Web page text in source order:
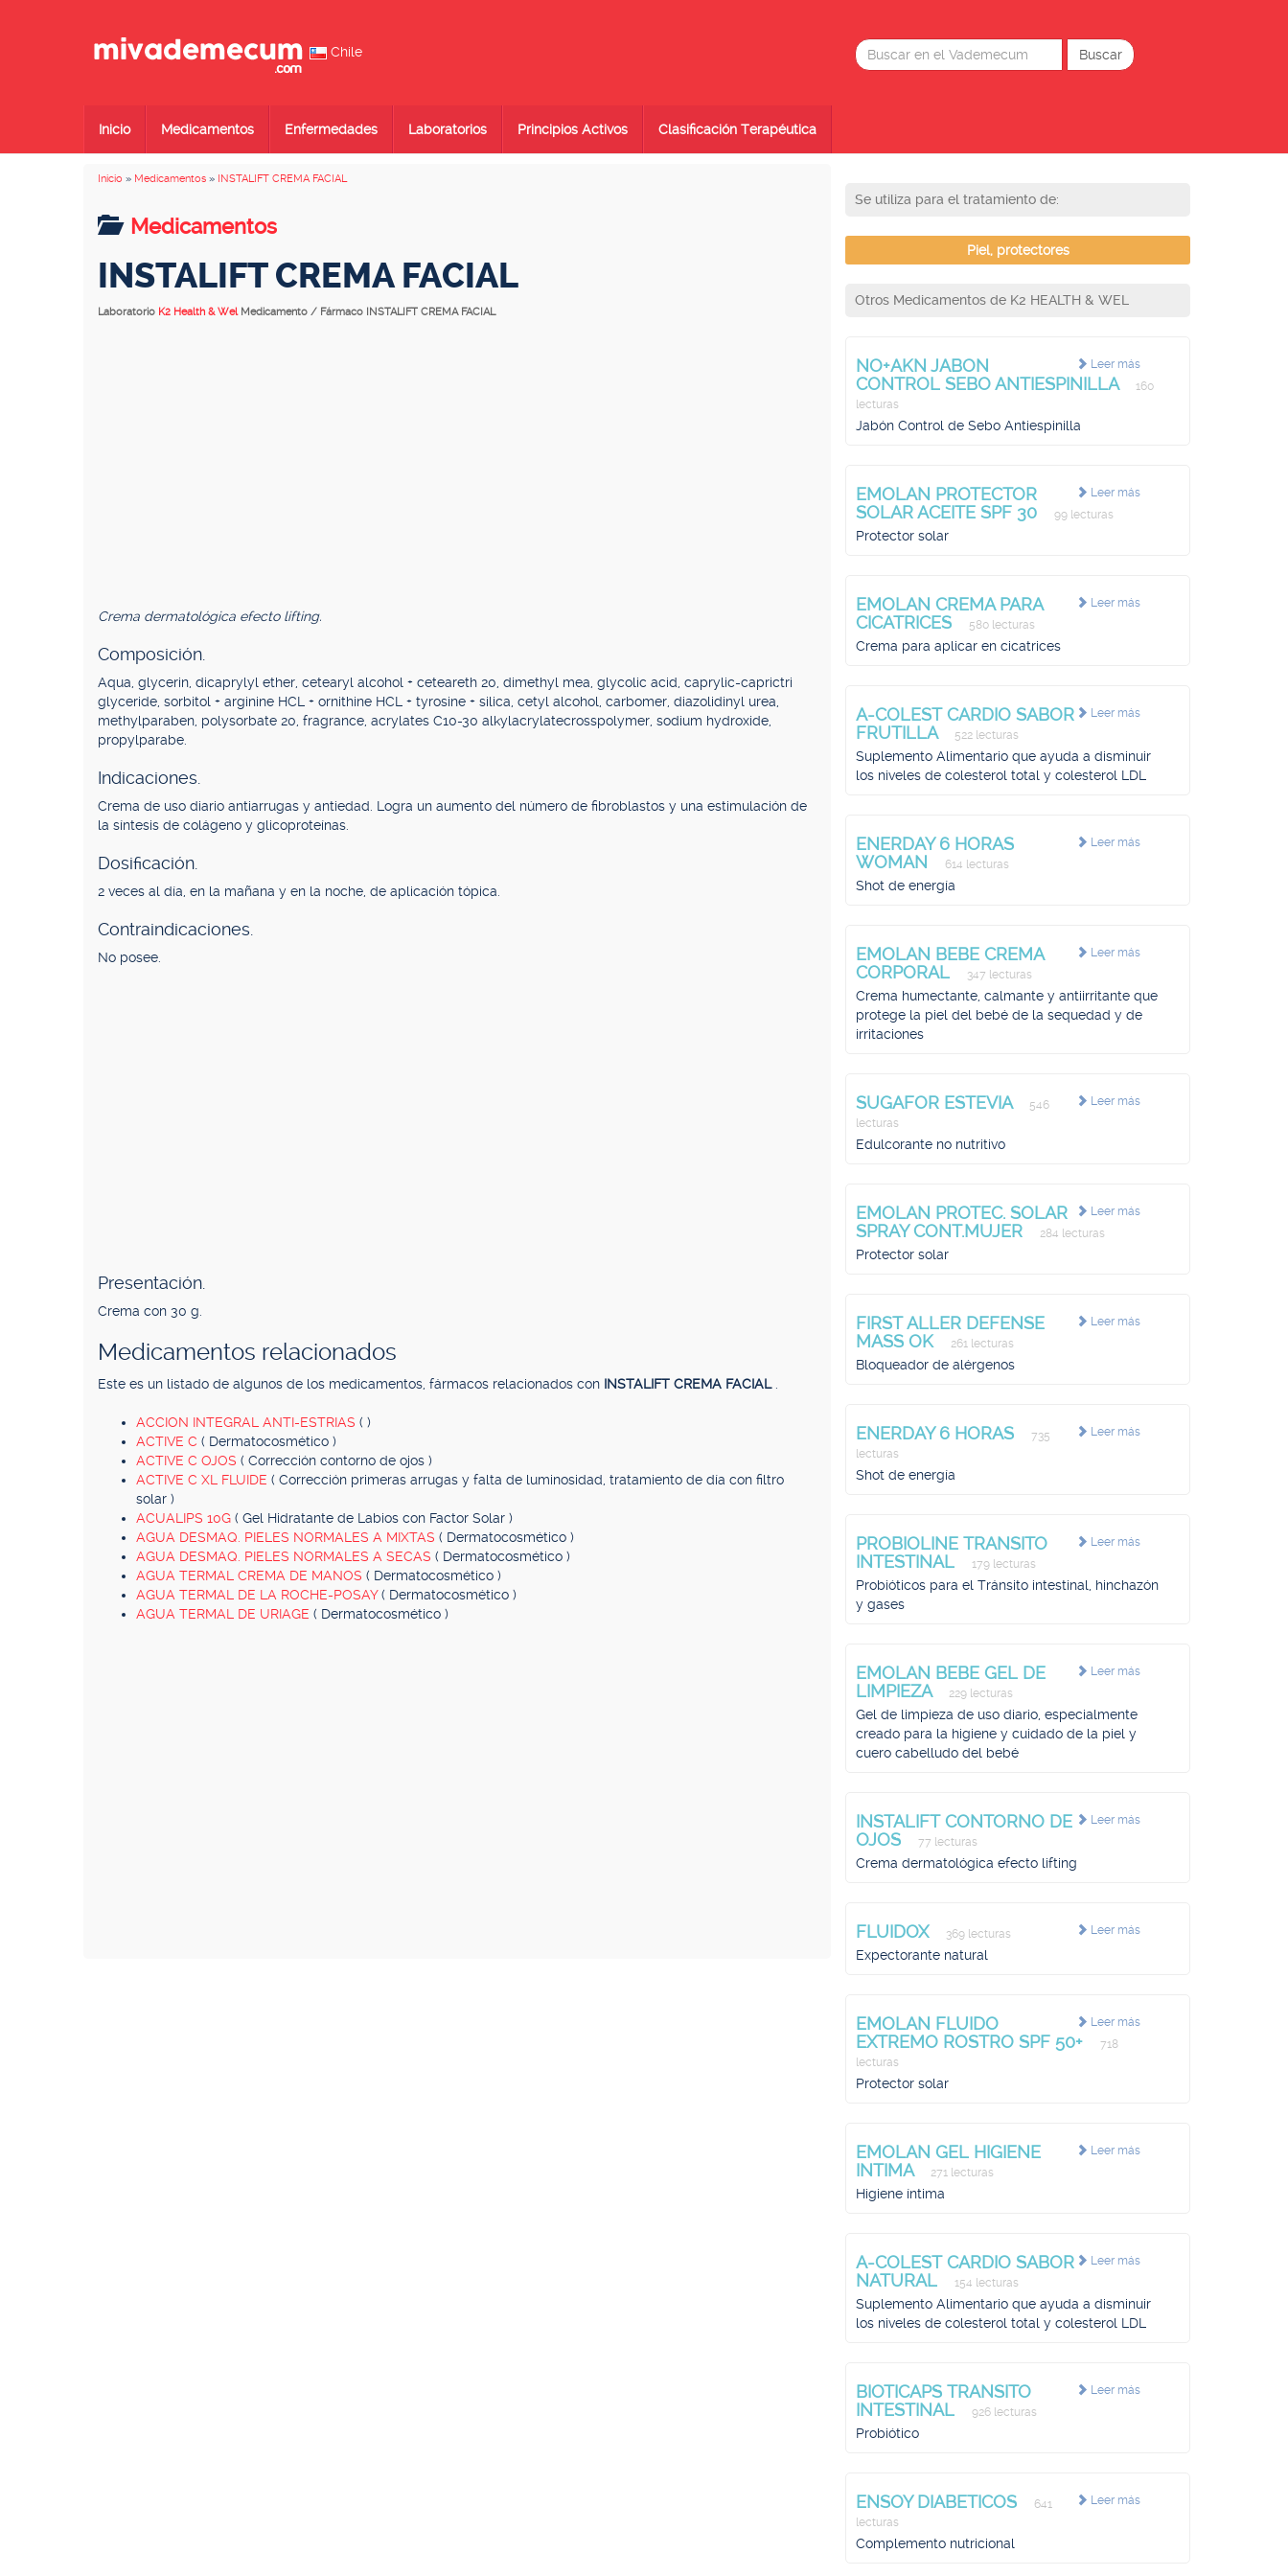
Chile
Inicio Medicamentos Enfermedades Laboratorios Principios Activos Clasificación Terapéutica
Inicio » Medicamentos » INSTALIFT CREMA FACIAL
Medicamentos
INSTALIFT CREMA FACIAL
Laboratorio K2 Health & Wel Medicamento / Fármaco INSTALIFT CREMA FACIAL
Crema dermatológica efecto lifting.
Composición.
Aqua, glycerin, dicaprylyl ether, cetearyl alcohol + ceteareth 20, dimethyl mea, glycolic acid, caprylic-caprictri
glyceride, sorbitol + arginine HCL + ornithine HCL + tyrosine + silica, cetyl alcohol, carbomer, diazolidinyl urea,
methylparaben, polysorbate 20, fragrance, acrylates C10-30 alkylacrylatecrosspolymer, sodium hydroxide,
propylparabe.
Indicaciones.
Crema de uso diario antiarrugas y antiedad. Logra un aumento del número de fibroblastos y una estimulación de
la síntesis de colágeno y glicoproteínas.
Dosificación.
2 veces al día, en la mañana y en la noche, de aplicación tópica.
Contraindicaciones.
No posee.
Presentación.
Crema con 30 g.
Medicamentos relacionados
Este es un listado de algunos de los medicamentos, fármacos relacionados con INSTALIFT CREMA FACIAL
ACCION INTEGRAL ANTI-ESTRIAS ( )
ACTIVE C ( Dermatocosmético )
ACTIVE C OJOS ( Corrección contorno de ojos )
ACTIVE C XL FLUIDE ( Corrección primeras arrugas y falta de luminosidad, tratamiento de día con filtro
solar )
ACUALIPS 10G ( Gel Hidratante de Labios con Factor Solar )
AGUA DESMAQ. PIELES NORMALES A MIXTAS ( Dermatocosmético )
AGUA DESMAQ. PIELES NORMALES A SECAS ( Dermatocosmético )
AGUA TERMAL CREMA DE MANOS ( Dermatocosmético )
AGUA TERMAL DE LA ROCHE-POSAY( Dermatocosmético )
AGUA TERMAL DE URIAGE ( Dermatocosmético )
Se utiliza para el tratamiento de:
Piel, protectores
Otros Medicamentos de K2 HEALTH & WEL
Leer más
NO+AKN JABON
CONTROL SEBO ANTIESPINILLA
160
lecturas
Jabón Control de Sebo Antiespinilla
Leer más
EMOLAN PROTECTOR
SOLAR ACEITE SPF 30
99 lecturas
Protector solar
Leer más
EMOLAN CREMA PARA
CICATRICES
580 lecturas
Crema para aplicar en cicatrices
Leer más
A-COLEST CARDIO SABOR
FRUTILLA
522 lecturas
Suplemento Alimentario que ayuda a disminuir
los niveles de colesterol total y colesterol LDL
Leer más
ENERDAY 6 HORAS
WOMAN
614 lecturas
Shot de energía
Leer más
EMOLAN BEBE CREMA
CORPORAL
347 lecturas
Crema humectante, calmante y antiirritante que
protege la piel del bebé de la sequedad y de
irritaciones
Leer más
SUGAFOR ESTEVIA
546
lecturas
Edulcorante no nutritivo
Leer más
EMOLAN PROTEC. SOLAR
SPRAY CONT.MUJER
284 lecturas
Protector solar
Leer más
FIRST ALLER DEFENSE
MASS OK
261 lecturas
Bloqueador de alérgenos
Leer más
ENERDAY 6 HORAS
735
lecturas
Shot de energía
Leer más
PROBIOLINE TRANSITO
INTESTINAL
179 lecturas
Probióticos para el Tránsito intestinal, hinchazón
y gases
Leer más
EMOLAN BEBE GEL DE
LIMPIEZA
229 lecturas
Gel de limpieza de uso diario, especialmente
creado para la higiene y cuidado de la piel y
cuero cabelludo del bebé
Leer más
INSTALIFT CONTORNO DE
OJOS
77 lecturas
Crema dermatológica efecto lifting
Leer más
FLUIDOX 369 lecturas
Expectorante natural
Leer más
EMOLAN FLUIDO
EXTREMO ROSTRO SPF 50+
718
lecturas
Protector solar
Leer más
EMOLAN GEL HIGIENE
INTIMA
271 lecturas
Higiene íntima
Leer más
A-COLEST CARDIO SABOR
NATURAL
154 lecturas
Suplemento Alimentario que ayuda a disminuir
los niveles de colesterol total y colesterol LDL
Leer más
BIOTICAPS TRANSITO
INTESTINAL
926 lecturas
Probiótico
Leer más
ENSOY DIABETICOS
641
lecturas
Complemento nutricional